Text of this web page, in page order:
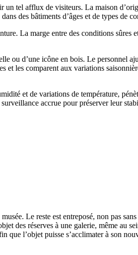
tel afflux de visiteurs. La maison
des bâtiments d’âges et de types de
La marge entre des conditions sûres
ou d’une icône en bois. Le personnel
et les comparent aux variations
et de variations de température,
accrue pour préserver leur
Le reste est entreposé, non pas
des réserves à une galerie, même au
que l’objet puisse s’acclimater à son